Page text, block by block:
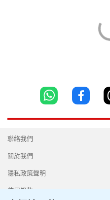
聯絡我們
關於我們
隱私政策聲明
使用條款